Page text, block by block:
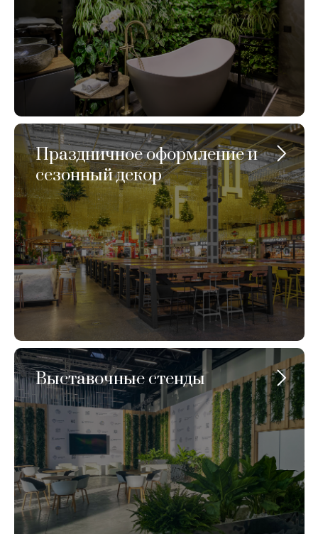
Праздничное оформление и
сезонный декор
Выставочные стенды